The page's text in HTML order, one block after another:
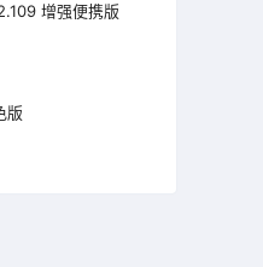
增强便携版
版